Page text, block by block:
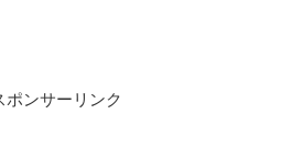
ポンサーリンク